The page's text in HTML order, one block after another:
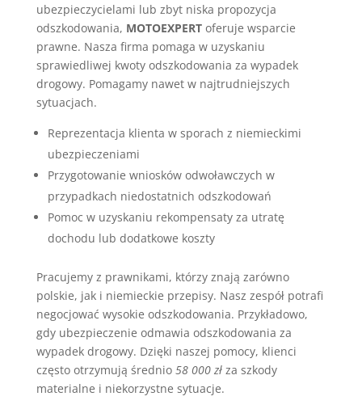
ubezpieczycielami lub zbyt niska propozycja
odszkodowania, MOTOEXPERToferuje wsparcie
prawne. Nasza firma pomaga w uzyskaniu
sprawiedliwej kwoty odszkodowania za wypadek
drogowy. Pomagamy nawet w najtrudniejszych
sytuacjach.
Reprezentacja klienta w sporach z niemieckimi
ubezpieczeniami
Przygotowanie wniosków odwoławczych w
przypadkach niedostatnich odszkodowań
Pomoc w uzyskaniu rekompensaty za utratę
dochodu lub dodatkowe koszty
Pracujemy z prawnikami, którzy znają zarówno
polskie, jak i niemieckie przepisy. Nasz zespół potrafi
negocjować wysokie odszkodowania. Przykładowo,
gdy ubezpieczenie odmawia odszkodowania za
wypadek drogowy. Dzięki naszej pomocy, klienci
często otrzymują średnio 58 000 złza szkody
materialne i niekorzystne sytuacje.